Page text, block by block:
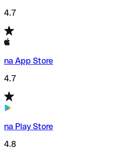
4.7
na App Store
4.7
na Play Store
4.8